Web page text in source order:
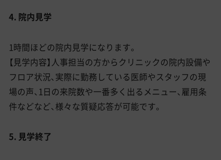
4. 院内見学
1時間ほどの院内見学になります。
【見学内容】人事担当の方からクリニックの院内設備や
フロア状況、実際に勤務している医師やスタッフの現
場の声、1日の来院数や一番多く出るメニュー、雇用条
件などなど、様々な質疑応答が可能です。
5. 見学終了